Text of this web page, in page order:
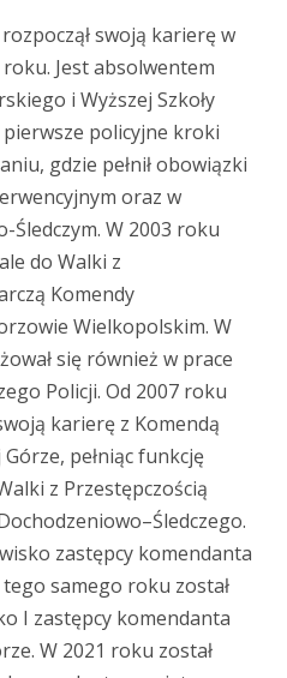
swoją karierę w
Jest absolwentem
i Wyższej Szkoły
pierwsze policyjne kroki
gdzie pełnił obowiązki
oraz w
Śledczym. W 2003 roku
do Walki z
Komendy
Wielkopolskim. W
się również w prace
Policji. Od 2007 roku
karierę z Komendą
pełniąc funkcję
z Przestępczością
zastępcy komendanta
samego roku został
I zastępcy komendanta
W 2021 roku został